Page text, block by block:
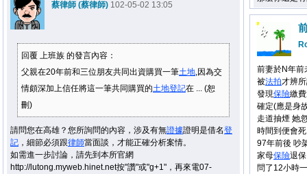
蔡律師 (蔡律師) 102-05-02 13:05
回覆 上班族 的發言內容：
父親在20年前和三位朋友共同出資購買一筆土地,因為交
情頗深加上信任將這一筆共同購買的土地登記在 ... (恕
刪)
請問您在高雄？您所詢問的內容，涉及有無證據證明是借名登
記 ，細節必須跟律師當面談，才能正確分析案情。
如需進一步討論，請先到本所官網
http://lutong.myweb.hinet.net按"讚"或"g+1"，再來電07-
前妻於N年前
被法拍才辨
發現保險繳
確定(應是身
走道抽煙 她
時間到便會
97年前後 吵
家母保險退
問了12小時